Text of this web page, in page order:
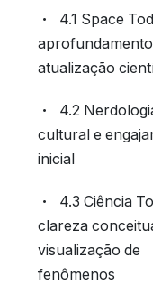
4.1 Space
atualização
4.2
cultural e
inicial
4.3 Ciência
clareza
visualização de
fenômenos
Em seguida,
comparativos
específicas da
evidenciando
narrativos e
podem apoiar
capacidades
fenômenos
argumentação
modelagem de
resultados